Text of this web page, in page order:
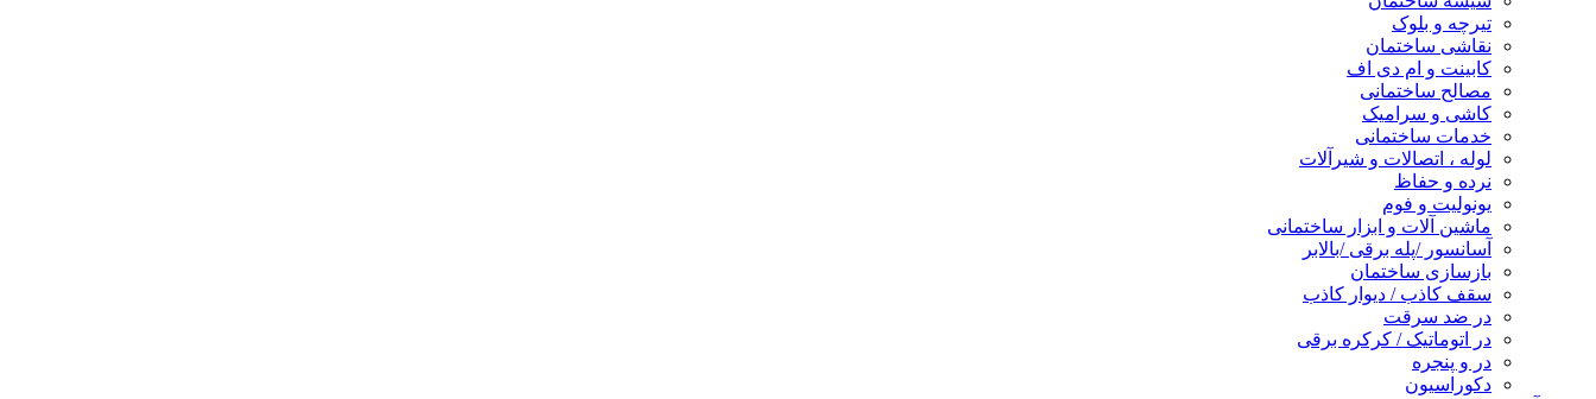
تیرچه و بلوک
نقاشی ساختمان
کابینت و ام دی اف
مصالح ساختمانی
کاشی و سرامیک
خدمات ساختمانی
لوله ، اتصالات و شیرآلات
نرده و حفاظ
یونولیت و فوم
ماشین آلات و ابزار ساختمانی
آسانسور /پله برقی /بالابر
بازسازی ساختمان
سقف کاذب / دیوار کاذب
در ضد سرقت
در اتوماتیک / کرکره برقی
در و پنجره
دکوراسیون